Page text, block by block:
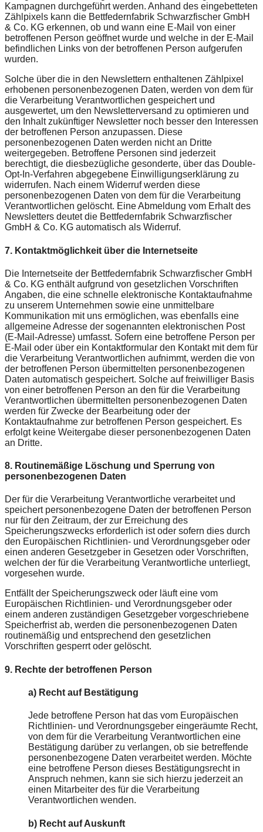
Kampagnen durchgeführt werden. Anhand des eingebetteten
Zählpixels kann die Bettfedernfabrik Schwarzfischer GmbH
& Co. KG erkennen, ob und wann eine E-Mail von einer
betroffenen Person geöffnet wurde und welche in der E-Mail
befindlichen Links von der betroffenen Person aufgerufen
wurden.
Solche über die in den Newslettern enthaltenen Zählpixel
erhobenen personenbezogenen Daten, werden von dem für
die Verarbeitung Verantwortlichen gespeichert und
ausgewertet, um den Newsletterversand zu optimieren und
den Inhalt zukünftiger Newsletter noch besser den Interessen
der betroffenen Person anzupassen. Diese
personenbezogenen Daten werden nicht an Dritte
weitergegeben. Betroffene Personen sind jederzeit
berechtigt, die diesbezügliche gesonderte, über das Double-
Opt-In-Verfahren abgegebene Einwilligungserklärung zu
widerrufen. Nach einem Widerruf werden diese
personenbezogenen Daten von dem für die Verarbeitung
Verantwortlichen gelöscht. Eine Abmeldung vom Erhalt des
Newsletters deutet die Bettfedernfabrik Schwarzfischer
GmbH & Co. KG automatisch als Widerruf.
7. Kontaktmöglichkeit über die Internetseite
Die Internetseite der Bettfedernfabrik Schwarzfischer GmbH
& Co. KG enthält aufgrund von gesetzlichen Vorschriften
Angaben, die eine schnelle elektronische Kontaktaufnahme
zu unserem Unternehmen sowie eine unmittelbare
Kommunikation mit uns ermöglichen, was ebenfalls eine
allgemeine Adresse der sogenannten elektronischen Post
(E-Mail-Adresse) umfasst. Sofern eine betroffene Person per
E-Mail oder über ein Kontaktformular den Kontakt mit dem für
die Verarbeitung Verantwortlichen aufnimmt, werden die von
der betroffenen Person übermittelten personenbezogenen
Daten automatisch gespeichert. Solche auf freiwilliger Basis
von einer betroffenen Person an den für die Verarbeitung
Verantwortlichen übermittelten personenbezogenen Daten
werden für Zwecke der Bearbeitung oder der
Kontaktaufnahme zur betroffenen Person gespeichert. Es
erfolgt keine Weitergabe dieser personenbezogenen Daten
an Dritte.
8. Routinemäßige Löschung und Sperrung von
personenbezogenen Daten
Der für die Verarbeitung Verantwortliche verarbeitet und
speichert personenbezogene Daten der betroffenen Person
nur für den Zeitraum, der zur Erreichung des
Speicherungszwecks erforderlich ist oder sofern dies durch
den Europäischen Richtlinien- und Verordnungsgeber oder
einen anderen Gesetzgeber in Gesetzen oder Vorschriften,
welchen der für die Verarbeitung Verantwortliche unterliegt,
vorgesehen wurde.
Entfällt der Speicherungszweck oder läuft eine vom
Europäischen Richtlinien- und Verordnungsgeber oder
einem anderen zuständigen Gesetzgeber vorgeschriebene
Speicherfrist ab, werden die personenbezogenen Daten
routinemäßig und entsprechend den gesetzlichen
Vorschriften gesperrt oder gelöscht.
9. Rechte der betroffenen Person
a) Recht auf Bestätigung
Jede betroffene Person hat das vom Europäischen
Richtlinien- und Verordnungsgeber eingeräumte Recht,
von dem für die Verarbeitung Verantwortlichen eine
Bestätigung darüber zu verlangen, ob sie betreffende
personenbezogene Daten verarbeitet werden. Möchte
eine betroffene Person dieses Bestätigungsrecht in
Anspruch nehmen, kann sie sich hierzu jederzeit an
einen Mitarbeiter des für die Verarbeitung
Verantwortlichen wenden.
b) Recht auf Auskunft